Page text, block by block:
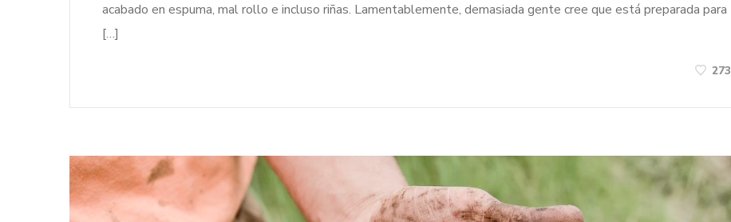
acabado en espuma, mal rollo e incluso riñas. Lamentablemente, demasiada gente cree que está preparada para
[…]
273